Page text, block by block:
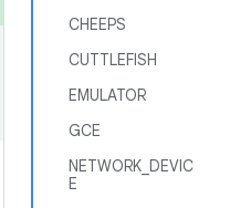
CHEEPS
CUTTLEFISH
EMULATOR
GCE
NETWORK_DEVIC
E